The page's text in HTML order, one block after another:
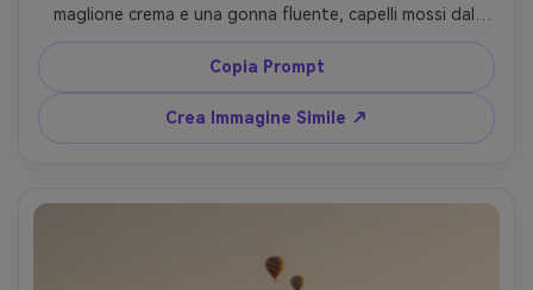
maglione crema e una gonna fluente, capelli mossi dal
vento, luce dorata calda con foschia soffusa, mongolfiere
pastello che fluttuano dietro di lei, scattato con Sony
A7IV, 85mm f/1.4, profondità di campo ridotta,
inquadratura a metà busto, ritratto di viaggio
cinematografico, texture della pelle fotorealistica, color
Copia Prompt
Crea Immagine Simile ↗